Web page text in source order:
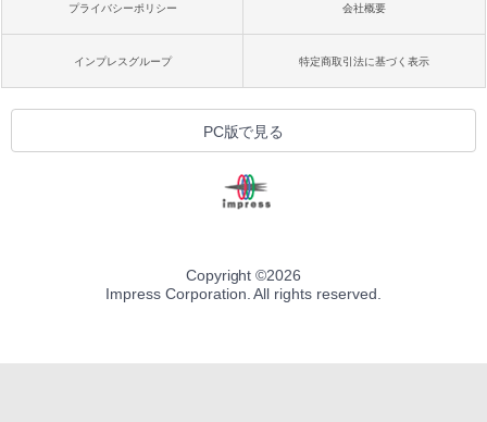
プライバシーポリシー 会社概要
インプレスグループ 特定商取引法に基づく表示
PC版で見る
Copyright ©2026
Impress Corporation. All rights reserved.